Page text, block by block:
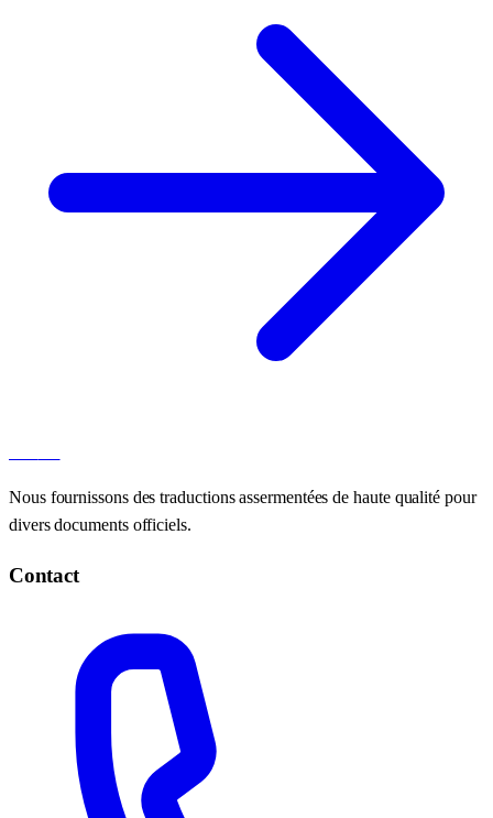
Nous fournissons des traductions assermentées de haute qualité pour
divers documents officiels.
Contact